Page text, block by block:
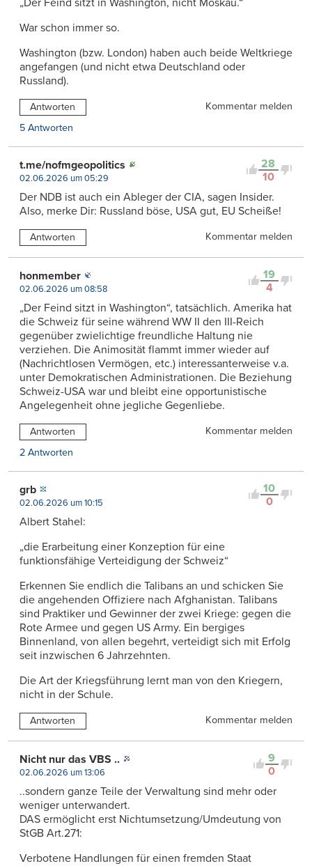
„Der Feind sitzt in Washington, nicht Moskau.“
War schon immer so.
Washington (bzw. London) haben auch beide Weltkriege
angefangen (und nicht etwa Deutschland oder
Russland).
Antworten
Kommentar melden
5 Antworten
28
10
t.me/nofmgeopolitics
02.06.2026 um 05:29
Der NDB ist auch ein Ableger der CIA, sagen Insider.
Also, merke Dir: Russland böse, USA gut, EU Scheiße!
Antworten Kommentar melden
19
4
honmember
02.06.2026 um 08:58
„Der Feind sitzt in Washington“, tatsächlich. Amerika hat
die Schweiz für seine während WW II den III-Reich
gegenüber zwielichtige freundliche Haltung nie
verziehen. Die Animosität flammt immer wieder auf
(Nachrichtlosen Vermögen, etc.) interessanterweise v.a.
unter Demokratischen Administrationen. Die Beziehung
Schweiz-USA war und bleibt eine opportunistische
Angelegenheit ohne jegliche Gegenliebe.
Antworten
Kommentar melden
2 Antworten
10
0
grb
02.06.2026 um 10:15
Albert Stahel:
„die Erarbeitung einer Konzeption für eine
funktionsfähige Verteidigung der Schweiz“
Erkennen Sie endlich die Talibans an und schicken Sie
die angehenden Offiziere nach Afghanistan. Talibans
sind Praktiker und Gewinner der zwei Kriege: gegen die
Rote Armee und gegen US Army. Ein bergiges
Binnenland, von allen begehrt, verteidigt sich mit Erfolg
seit inzwischen 6 Jahrzehnten.
Die Art der Kriegsführung lernt man von den Kriegern,
nicht in der Schule.
Antworten Kommentar melden
9
0
Nicht nur das VBS ..
02.06.2026 um 13:06
..sondern ganze Teile der Verwaltung sind mehr oder
weniger unterwandert.
DAS ermöglicht erst Nichtumsetzung/Umdeutung von
StGB Art.271:
Verbotene Handlungen für einen fremden Staat